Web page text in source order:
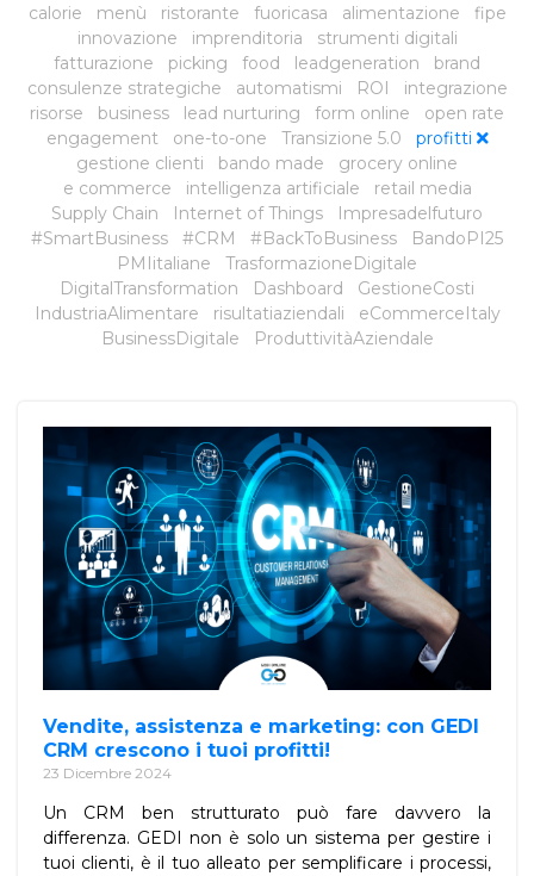
calorie
menù ristorante fuoricasa alimentazione
fipe
innovazione
imprenditoria
strumenti digitali
fatturazione
picking food leadgeneration
brand
consulenze strategiche
automatismi ROI
integrazione
risorse
business lead nurturing form online
open rate
engagement
one-to-one Transizione 5.0
profitti
gestione clienti
bando made
grocery online
e commerce
intelligenza artificiale
retail media
Supply Chain
Internet of Things
Impresadelfuturo
#SmartBusiness
#CRM #BackToBusiness
BandoPI25
PMIitaliane
TrasformazioneDigitale
DigitalTransformation
Dashboard
GestioneCosti
IndustriaAlimentare
risultatiaziendali
eCommerceItaly
BusinessDigitale
ProduttivitàAziendale
Vendite, assistenza e marketing: con GEDI
CRM crescono i tuoi profitti!
23 Dicembre 2024
Un CRM ben strutturato può fare davvero la
differenza. GEDI non è solo un sistema per gestire i
tuoi clienti, è il tuo alleato per semplificare i processi,